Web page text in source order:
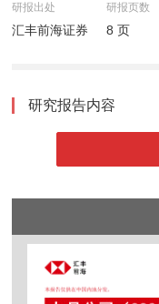
研报出处
汇丰前海证券
研报页数
8 页
研究报告内容